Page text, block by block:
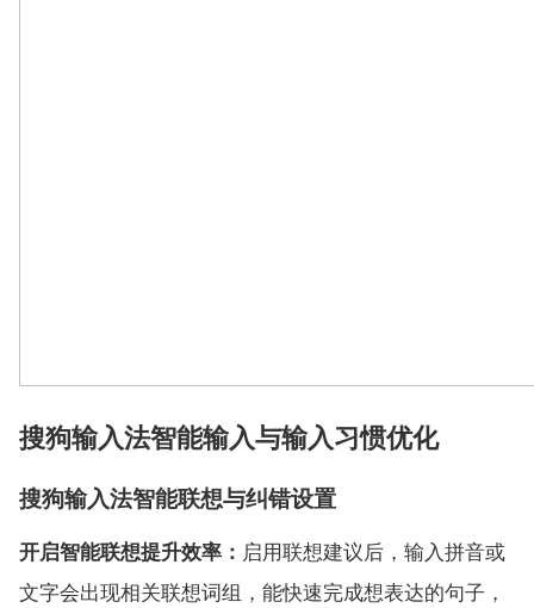
搜狗输入法智能输入与输入习惯优化
搜狗输入法智能联想与纠错设置
开启智能联想提升效率： 启用联想建议后，输入拼音或
文字会出现相关联想词组，能快速完成想表达的句子，